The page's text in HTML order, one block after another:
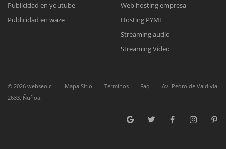
Complete el formulario y nos contactaremos a la brevedad.
para enviarnos un correo electrónico con sus datos personales.
Publicidad en youtube
Publicidad en waze
Web hosting empresa
Hosting PYME
Streaming audio
Streaming Video
© 2026 webseo.cl Mapa Sitio Terminos Faq
Av. Pedro de Valdivia
2633, Ñuñoa.